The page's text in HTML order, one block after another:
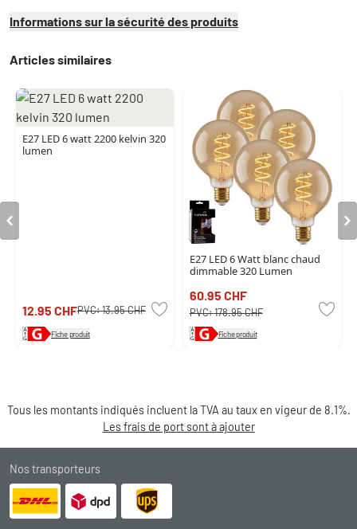
Informations sur la sécurité des produits
Articles similaires
E27 LED 6 watt 2200 kelvin 320
lumen
12.95 CHFPVC:13.95 CHF
Fiche produit
E27 LED 6 Watt blanc chaud
dimmable 320 Lumen
60.95 CHF
PVC:178.95 CHF
Fiche produit
Tous les montants indiqués incluent la TVA au taux en vigeur de 8.1%.
Les frais de port sont à ajouter
Nos transporteurs